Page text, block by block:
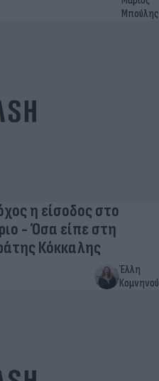
Μπούλης
η είσοδος στο
- Όσα είπε στη
Κόκκαλης
Έλλη
Κομνηνού